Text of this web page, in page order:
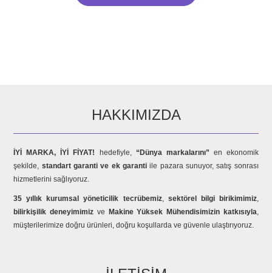
HAKKIMIZDA
İYİ MARKA, İYİ FİYAT! hedefiyle, “Dünya markalarını” en ekonomik
şekilde, standart garanti ve ek garanti ile pazara sunuyor, satış sonrası
hizmetlerini sağlıyoruz.
35 yıllık kurumsal yöneticilik tecrübemiz, sektörel bilgi birikimimiz,
bilirkişilik deneyimimiz ve Makine Yüksek Mühendisimizin katkısıyla,
müşterilerimize doğru ürünleri, doğru koşullarda ve güvenle ulaştırıyoruz.